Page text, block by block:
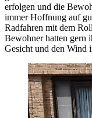
erfolgen und die
immer Hoffnung auf
Radfahren mit dem
Bewohner hatten gern
Gesicht und den Wind